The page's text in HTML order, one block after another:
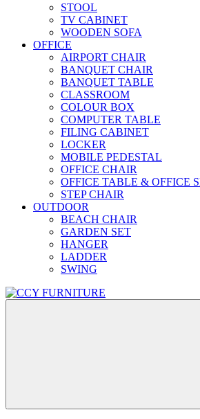
STOOL
TV CABINET
WOODEN SOFA
OFFICE
AIRPORT CHAIR
BANQUET CHAIR
BANQUET TABLE
CLASSROOM
COLOUR BOX
COMPUTER TABLE
FILING CABINET
LOCKER
MOBILE PEDESTAL
OFFICE CHAIR
OFFICE TABLE & OFFICE
STEP CHAIR
OUTDOOR
BEACH CHAIR
GARDEN SET
HANGER
LADDER
SWING